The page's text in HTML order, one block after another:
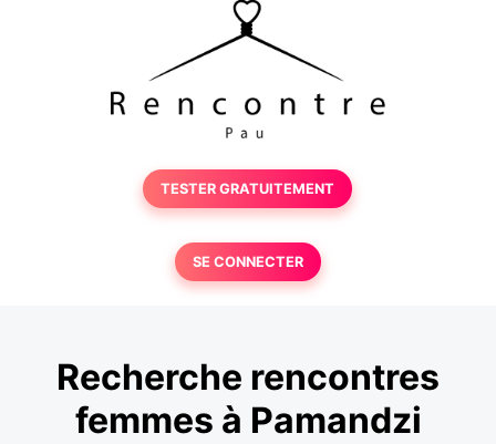
TESTER GRATUITEMENT
SE CONNECTER
Recherche rencontres
femmes à Pamandzi